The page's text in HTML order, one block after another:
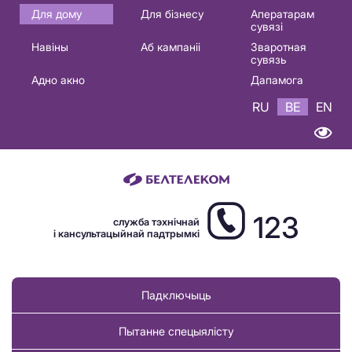
Основная
навигация
Для дому Для бізнесу
Аператарам
сувязі
Навіны
Аб кампаніі
Зваротная
сувязь
Адно акно
Дапамога
RU BE EN
служба тэхнічнай
і кансультацыйнай падтрымкі
123
Падключыць
Пытанне спецыялісту